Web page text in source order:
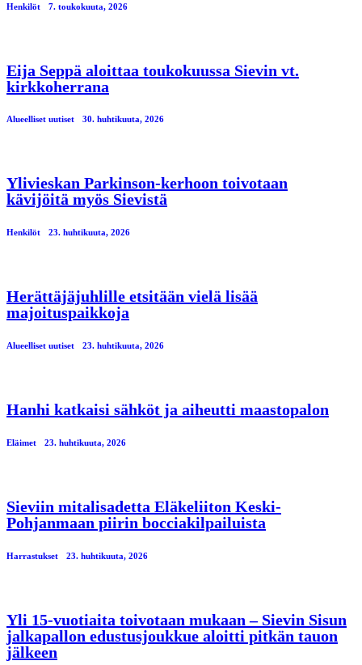
Henkilöt 7. toukokuuta, 2026
Eija Seppä aloittaa toukokuussa Sievin vt.
kirkkoherrana
Alueelliset uutiset 30. huhtikuuta, 2026
Ylivieskan Parkinson-kerhoon toivotaan
kävijöitä myös Sievistä
Henkilöt 23. huhtikuuta, 2026
Herättäjäjuhlille etsitään vielä lisää
majoituspaikkoja
Alueelliset uutiset 23. huhtikuuta, 2026
Hanhi katkaisi sähköt ja aiheutti maastopalon
Eläimet 23. huhtikuuta, 2026
Sieviin mitalisadetta Eläkeliiton Keski-
Pohjanmaan piirin bocciakilpailuista
Harrastukset 23. huhtikuuta, 2026
Yli 15-vuotiaita toivotaan mukaan – Sievin Sisun
jalkapallon edustusjoukkue aloitti pitkän tauon
jälkeen